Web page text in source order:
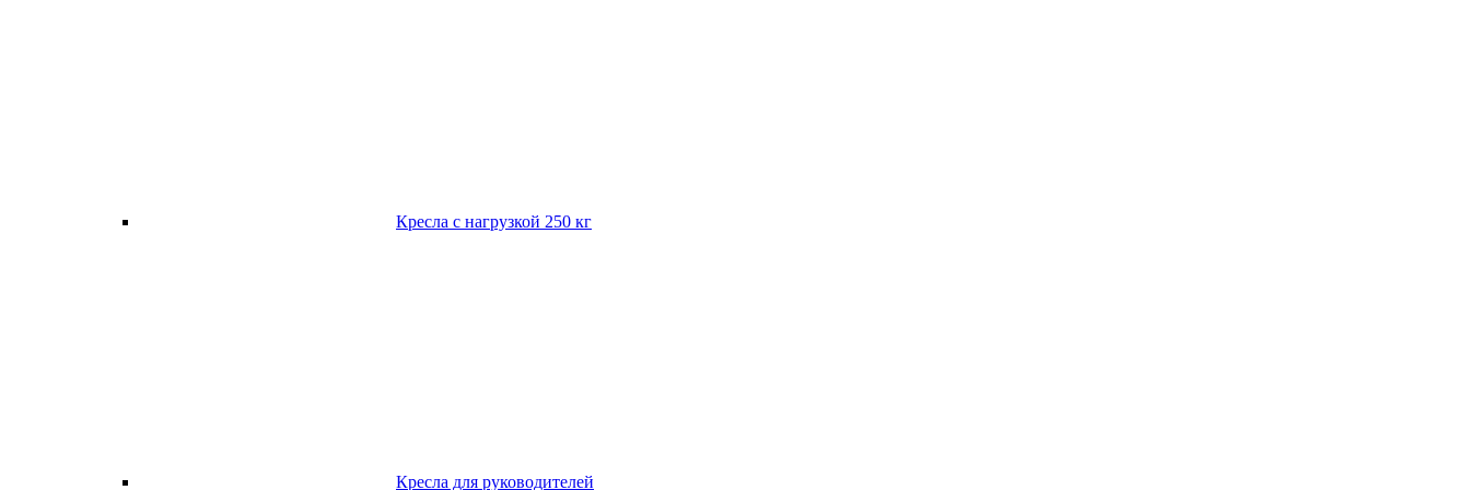
Кресла с нагрузкой 250 кг
Кресла для руководителей